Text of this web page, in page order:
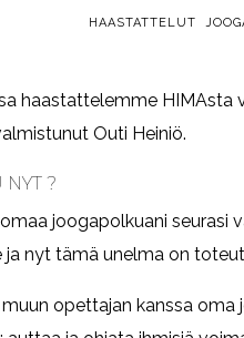
HAASTATTELUT
haastattelemme
Outi Heiniö.
?
joogapolkuani seurasi
ja nyt tämä unelma on
opettajan kanssa